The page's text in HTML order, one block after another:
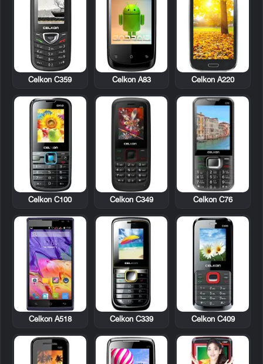
Celkon A220
Celkon A83
Celkon C359
Celkon C76
Celkon C349
Celkon C100
Celkon C409
Celkon C339
Celkon A518